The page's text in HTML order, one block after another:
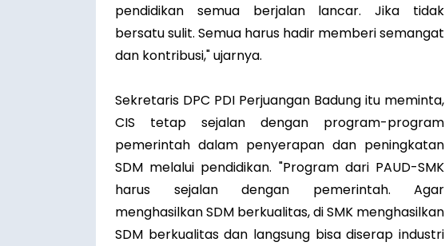
pendidikan semua berjalan lancar. Jika tidak
bersatu sulit. Semua harus hadir memberi semangat
dan kontribusi," ujarnya.
Sekretaris DPC PDI Perjuangan Badung itu meminta,
CIS tetap sejalan dengan program-program
pemerintah dalam penyerapan dan peningkatan
SDM melalui pendidikan. "Program dari PAUD-SMK
harus sejalan dengan pemerintah. Agar
menghasilkan SDM berkualitas, di SMK menghasilkan
SDM berkualitas dan langsung bisa diserap industri